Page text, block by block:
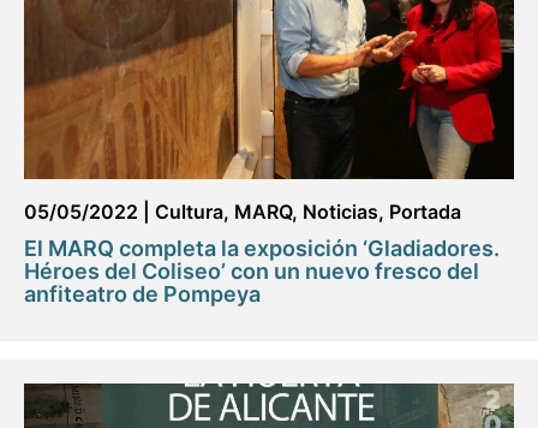
05/05/2022 Cultura, MARQ, Noticias, Portada
El MARQ completa la exposición ‘Gladiadores.
Héroes del Coliseo’ con un nuevo fresco del
anfiteatro de Pompeya